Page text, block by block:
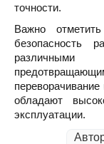
точности.
Важно
безопасность
различными
обладают
эксплуатации.